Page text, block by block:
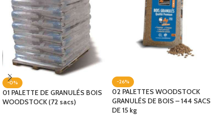
-0%
01 PALETTE DE GRANULÉS BOIS
WOODSTOCK (72 sacs)
-26%
02 PALETTES WOODSTOCK
GRANULÉS DE BOIS – 144 SACS
DE 15 kg